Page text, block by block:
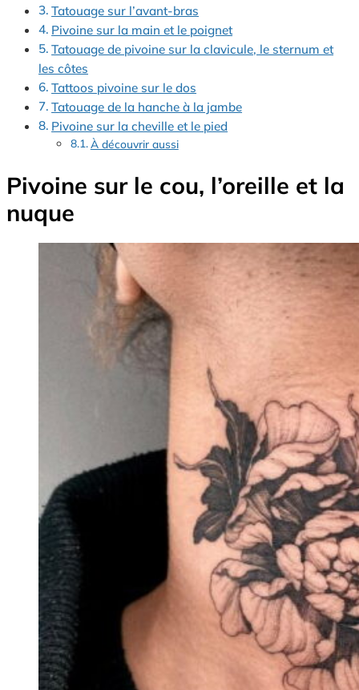
Tatouage sur l’avant-bras
Pivoine sur la main et le poignet
Tatouage de pivoine sur la clavicule, le sternum et
les côtes
Tattoos pivoine sur le dos
Tatouage de la hanche à la jambe
Pivoine sur la cheville et le pied
À découvrir aussi
Pivoine sur le cou, l’oreille et la
nuque